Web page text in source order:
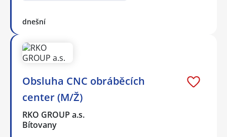
dnešní
Obsluha CNC obráběcích
center (M/Ž)
RKO GROUP a.s.
Bítovany